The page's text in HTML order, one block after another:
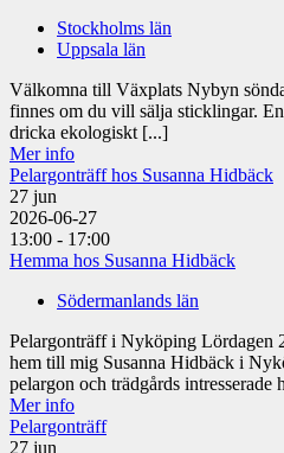
Stockholms län
Uppsala län
Välkomna till Växplats Nybyn
finnes om du vill sälja sticklingar.
dricka ekologiskt [...]
Mer info
Pelargonträff hos Susanna Hidbäck
27 jun
2026-06-27
13:00 - 17:00
Hemma hos Susanna Hidbäck
Södermanlands län
Pelargonträff i Nyköping Lördagen
hem till mig Susanna Hidbäck i
pelargon och trädgårds intresserade
Mer info
Pelargonträff
27 jun